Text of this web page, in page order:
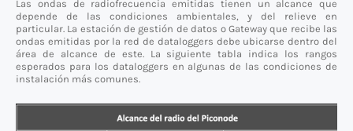
Las ondas de radiofrecuencia emitidas tienen un alcance que
depende de las condiciones ambientales, y del relieve en
particular. La estación de gestión de datos o Gateway que recibe las
ondas emitidas por la red de dataloggers debe ubicarse dentro del
área de alcance de este. La siguiente tabla indica los rangos
esperados para los dataloggers en algunas de las condiciones de
instalación más comunes.